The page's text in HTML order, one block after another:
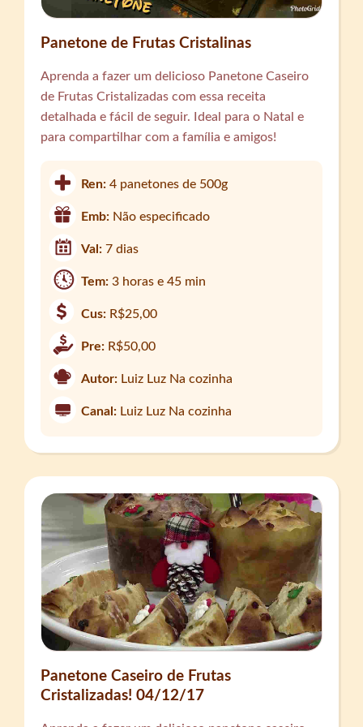
Panetone de Frutas Cristalinas
Aprenda a fazer um delicioso Panetone Caseiro
de Frutas Cristalizadas com essa receita
detalhada e fácil de seguir. Ideal para o Natal e
para compartilhar com a família e amigos!
Ren:4 panetones de 500g
Emb: Não especificado
Val:7 dias
Tem:3 horas e 45 min
Cus: R$25,00
Pre: R$50,00
Autor: Luiz Luz Na cozinha
Canal: Luiz Luz Na cozinha
Panetone Caseiro de Frutas
Cristalizadas! 04/12/17